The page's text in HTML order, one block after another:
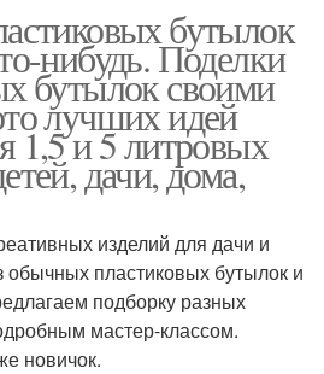
бутылок
нибудь. Поделки
бутылок своими
лучших идей
1,5 и 5 литровых
дачи, дома,
изделий для дачи и
обычных пластиковых бутылок и
подборку разных
мастер-классом.
новичок.